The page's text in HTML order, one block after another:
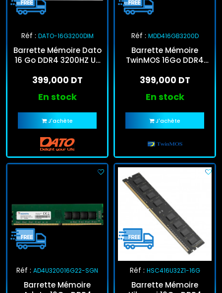
Réf : DATO-16G3200DIM
Barrette Mémoire Dato
16 Go DDR4 3200HZ U-
399,000 DT
En stock
J'achète
Réf : MDD416GB3200D
Barrette Mémoire
TwinMOS 16Go DDR4
399,000 DT
En stock
J'achète
Réf : AD4U320016G22-SGN
Barrette Mémoire
Réf : HSC416U32Z1-16G
Barrette Mémoire